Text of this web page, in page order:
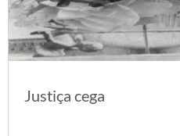
Justiça cega